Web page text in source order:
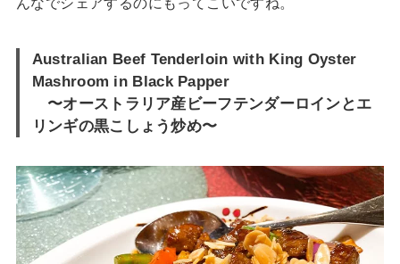
Australian Beef Tenderloin with King Oyster
Mashroom in Black Papper
〜オーストラリア産ビーフテンダーロインとエ
リンギの黒こしょう炒め〜